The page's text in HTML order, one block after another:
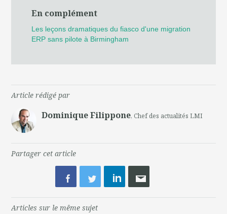
En complément
Les leçons dramatiques du fiasco d'une migration
ERP sans pilote à Birmingham
Article rédigé par
Dominique Filippone, Chef des actualités LMI
Partager cet article
Articles sur le même sujet